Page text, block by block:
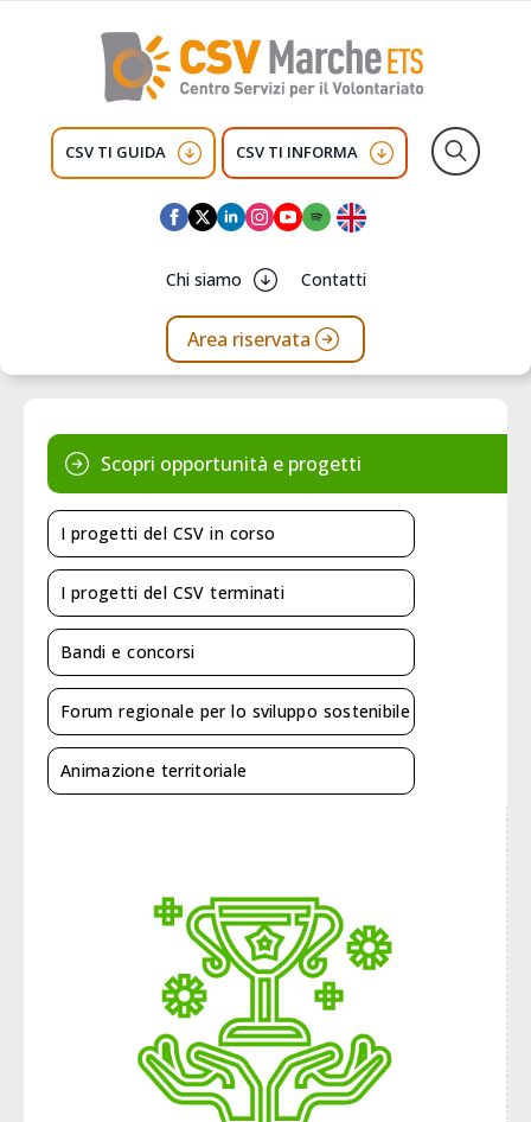
CSV TI GUIDA CSV TI INFORMA
Chi siamo Contatti
Area riservata
Scopri opportunità e progetti
I progetti del CSV in corso
I progetti del CSV terminati
Bandi e concorsi
Forum regionale per lo sviluppo sostenibile
Animazione territoriale